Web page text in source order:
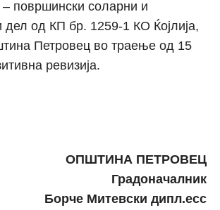
површински соларни и
од КП бр. 1259-1 КО Ќојлија,
Петровец во траење од 15
ревизија.
ОПШТИНА ПЕТРОВЕЦ
Градоначалник
Борче Митевски дипл.есс